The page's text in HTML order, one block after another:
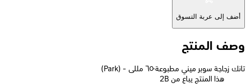
أضف إلى عربة التسوق
وصف المنتج
تانك زجاجة سوبر ميني مطبوعة٦٥٠ مللى - (Park)
2B هذا المنتج يباع من